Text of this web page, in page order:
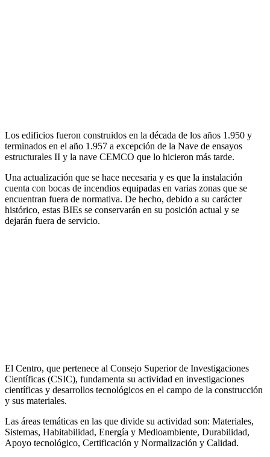
Los edificios fueron construidos en la década de los años 1.950 y
terminados en el año 1.957 a excepción de la Nave de ensayos
estructurales II y la nave CEMCO que lo hicieron más tarde.
Una actualización que se hace necesaria y es que la instalación
cuenta con bocas de incendios equipadas en varias zonas que se
encuentran fuera de normativa. De hecho, debido a su carácter
histórico, estas BIEs se conservarán en su posición actual y se
dejarán fuera de servicio.
El Centro, que pertenece al Consejo Superior de Investigaciones
Científicas (CSIC), fundamenta su actividad en investigaciones
científicas y desarrollos tecnológicos en el campo de la construcción
y sus materiales.
Las áreas temáticas en las que divide su actividad son: Materiales,
Sistemas, Habitabilidad, Energía y Medioambiente, Durabilidad,
Apoyo tecnológico, Certificación y Normalización y Calidad.